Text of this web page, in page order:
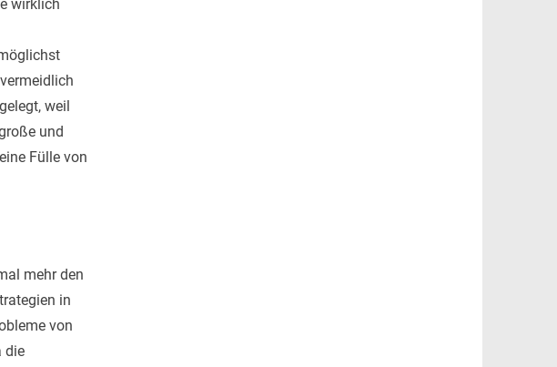
wirklich
weil
und
Fülle von
mehr den
in
von
die